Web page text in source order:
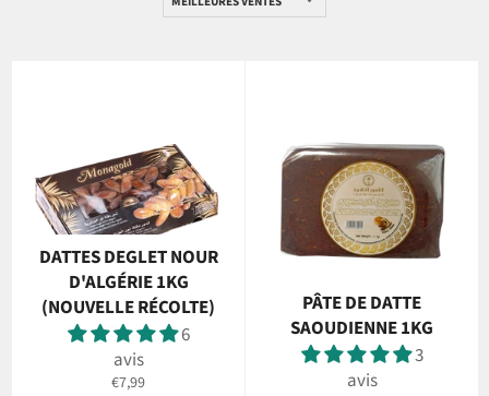
DATTES DEGLET NOUR
D'ALGÉRIE 1KG
(NOUVELLE RÉCOLTE)
6
avis
Prix
€7,99
PÂTE DE DATTE
SAOUDIENNE 1KG
3
avis